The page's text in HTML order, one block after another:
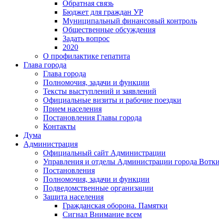
Обратная связь
Бюджет для граждан УР
Муниципальный финансовый контроль
Общественные обсуждения
Задать вопрос
2020
О профилактике гепатита
Глава города
Глава города
Полномочия, задачи и функции
Тексты выступлений и заявлений
Официальные визиты и рабочие поездки
Прием населения
Постановления Главы города
Контакты
Дума
Администрация
Официальный сайт Администрации
Управления и отделы Администрации города
Постановления
Полномочия, задачи и функции
Подведомственные организации
Защита населения
Гражданская оборона. Памятки
Сигнал Внимание всем